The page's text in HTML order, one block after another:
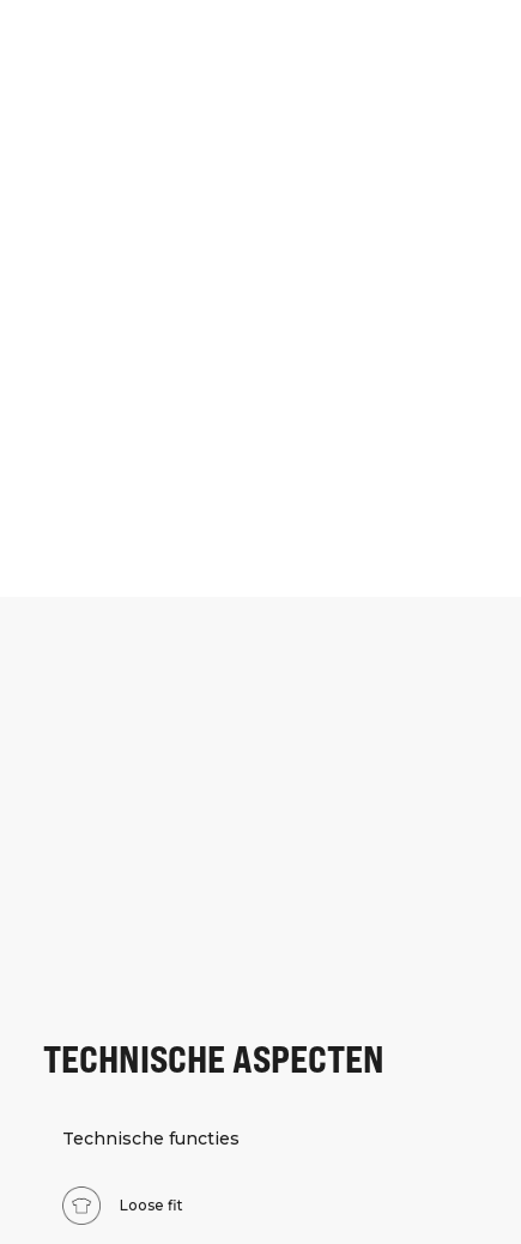
TECHNISCHE ASPECTEN
Technische functies
Loose fit